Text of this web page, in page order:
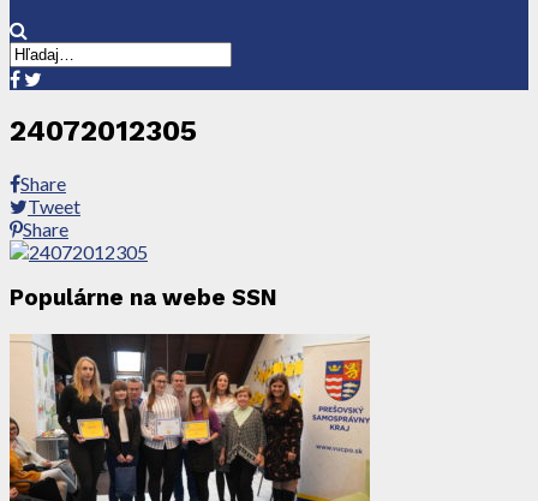
24072012305
Share
Tweet
Share
Populárne na webe SSN